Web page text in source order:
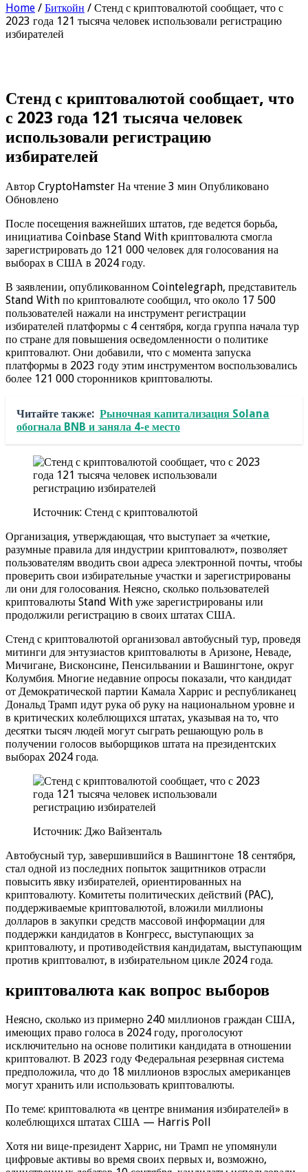
Home / Биткойн / Стенд с криптовалютой сообщает, что с
2023 года 121 тысяча человек использовали регистрацию
избирателей
Стенд с криптовалютой сообщает, что
с 2023 года 121 тысяча человек
использовали регистрацию
избирателей
Автор CryptoHamster На чтение 3 мин Опубликовано
Обновлено
После посещения важнейших штатов, где ведется борьба,
инициатива Coinbase Stand With криптовалюта смогла
зарегистрировать до 121 000 человек для голосования на
выборах в США в 2024 году.
В заявлении, опубликованном Cointelegraph, представитель
Stand With по криптовалюте сообщил, что около 17 500
пользователей нажали на инструмент регистрации
избирателей платформы с 4 сентября, когда группа начала тур
по стране для повышения осведомленности о политике
криптовалют. Они добавили, что с момента запуска
платформы в 2023 году этим инструментом воспользовались
более 121 000 сторонников криптовалюты.
Читайте также: Рыночная капитализация Solana
обогнала BNB и заняла 4-е место
Источник: Стенд с криптовалютой
Организация, утверждающая, что выступает за «четкие,
разумные правила для индустрии криптовалют», позволяет
пользователям вводить свои адреса электронной почты, чтобы
проверить свои избирательные участки и зарегистрированы
ли они для голосования. Неясно, сколько пользователей
криптовалюты Stand With уже зарегистрированы или
продолжили регистрацию в своих штатах США.
Стенд с криптовалютой организовал автобусный тур, проведя
митинги для энтузиастов криптовалюты в Аризоне, Неваде,
Мичигане, Висконсине, Пенсильвании и Вашингтоне, округ
Колумбия. Многие недавние опросы показали, что кандидат
от Демократической партии Камала Харрис и республиканец
Дональд Трамп идут рука об руку на национальном уровне и
в критических колеблющихся штатах, указывая на то, что
десятки тысяч людей могут сыграть решающую роль в
получении голосов выборщиков штата на президентских
выборах 2024 года.
Источник: Джо Вайзенталь
Автобусный тур, завершившийся в Вашингтоне 18 сентября,
стал одной из последних попыток защитников отрасли
повысить явку избирателей, ориентированных на
криптовалюту. Комитеты политических действий (PAC),
поддерживаемые криптовалютой, вложили миллионы
долларов в закупки средств массовой информации для
поддержки кандидатов в Конгресс, выступающих за
криптовалюту, и противодействия кандидатам, выступающим
против криптовалют, в избирательном цикле 2024 года.
криптовалюта как вопрос выборов
Неясно, сколько из примерно 240 миллионов граждан США,
имеющих право голоса в 2024 году, проголосуют
исключительно на основе политики кандидата в отношении
криптовалют. В 2023 году Федеральная резервная система
предположила, что до 18 миллионов взрослых американцев
могут хранить или использовать криптовалюты.
По теме: криптовалюта «в центре внимания избирателей» в
колеблющихся штатах США — Harris Poll
Хотя ни вице-президент Харрис, ни Трамп не упомянули
цифровые активы во время своих первых и, возможно,